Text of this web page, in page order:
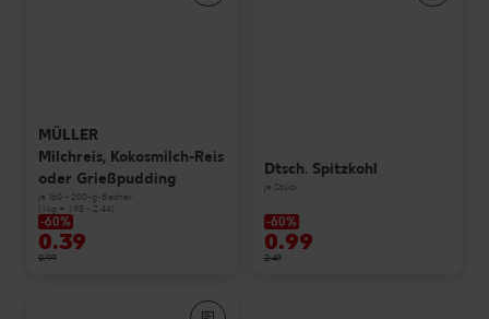
MÜLLER
Milchreis, Kokosmilch-Reis
oder Grießpudding
je 160 - 200-g-Becher
(1 kg = 1.95 - 2.44)
-60%
0.39
0.99
Dtsch. Spitzkohl
je Stück
-60%
0.99
2.49